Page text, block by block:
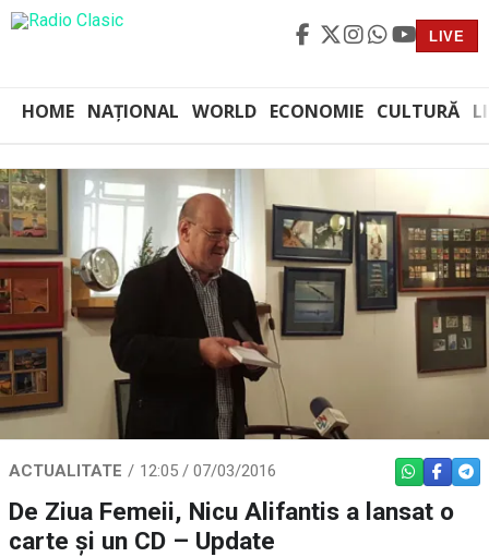
LIVE
HOME NAȚIONAL WORLD ECONOMIE CULTURĂ
ACTUALITATE 12:05 / 07/03/2016 WHATSAPP
De Ziua Femeii, Nicu Alifantis a lansat o
carte și un CD – Update